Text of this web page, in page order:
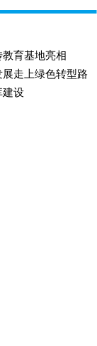
育基地亮相
走上绿色转型路
建设